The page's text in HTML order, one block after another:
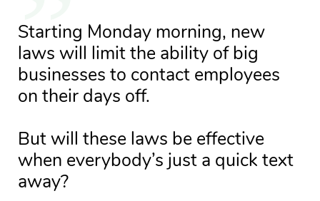
Starting Monday morning, new
laws will limit the ability of big
businesses to contact employees
on their days off.
But will these laws be effective
when everybody’s just a quick text
away?